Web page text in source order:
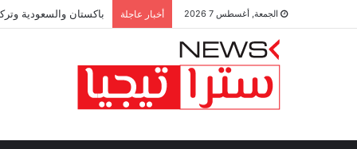
الجمعة, أغسطس 7 2026 أخبار عاجلة باكستان والسعودية